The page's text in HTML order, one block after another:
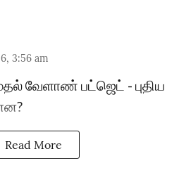
3:56 am
வேளாண் பட்ஜெட் - புதிய
Read More